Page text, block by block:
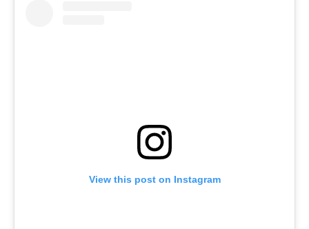
View this post on Instagram